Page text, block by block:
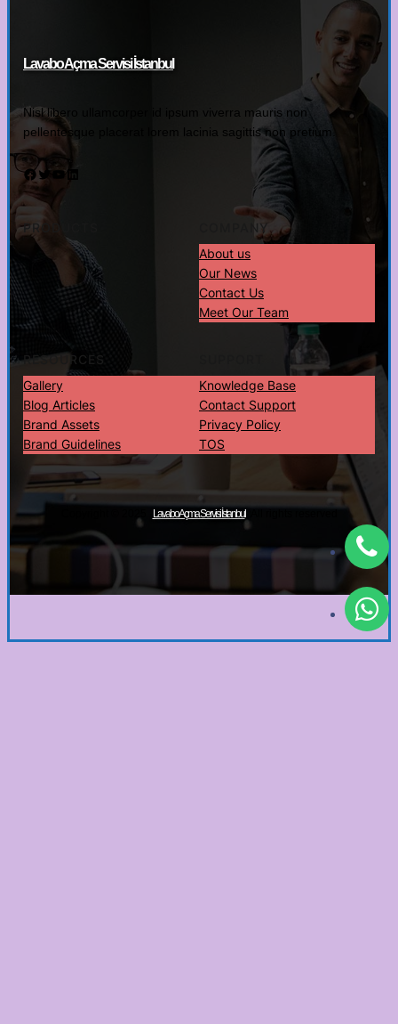
Lavabo Açma Servisi İstanbul
Nisl libero ullamcorper id ipsum viverra mauris non
pellentesque placerat lorem lacinia sagittis non pretium.
Facebook Twitter YouTube LinkedIn
PRODUCTS
COMPANY
About us
Our News
Contact Us
Meet Our Team
RESOURCES
Gallery
Blog Articles
Brand Assets
Brand Guidelines
Knowledge Base
Contact Support
Privacy Policy
TOS
Lavabo Açma Servisi İstanbul· All rights reserved